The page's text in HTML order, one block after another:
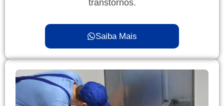
transtornos.
Saiba Mais